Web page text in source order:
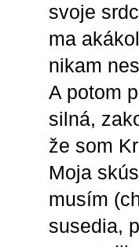
svoje
ma
nikam
A potom
silná,
že som
Moja
musím
susedia,